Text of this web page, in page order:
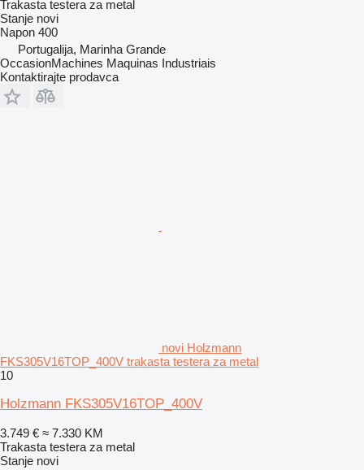
Trakasta testera za metal
Stanje novi
Napon 400
Portugalija, Marinha Grande
OccasionMachines Maquinas Industriais
Kontaktirajte prodavca
novi Holzmann
FKS305V16TOP_400V trakasta testera za metal
10
Holzmann FKS305V16TOP_400V
3.749 € ≈ 7.330 KM
Trakasta testera za metal
Stanje novi